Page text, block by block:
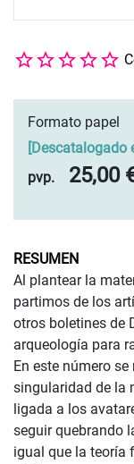
Formato papel
Descatalogado
pvp.
25,00
RESUMEN
Al plantear la
partimos de los
otros boletines de
arqueología para
En este número
singularidad de la
ligada a los
seguir quebrando
igual que la teoría